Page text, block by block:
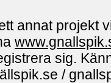
annat projekt
sig.
/